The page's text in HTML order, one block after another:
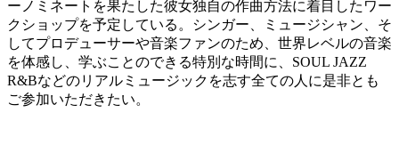
ーノミネートを果たした彼女独自の作曲方法に着目したワー
クショップを予定している。シンガー、ミュージシャン、そ
してプロデューサーや音楽ファンのため、世界レベルの音楽
を体感し、学ぶことのできる特別な時間に、SOUL JAZZ
R&Bなどのリアルミュージックを志す全ての人に是非とも
ご参加いただきたい。